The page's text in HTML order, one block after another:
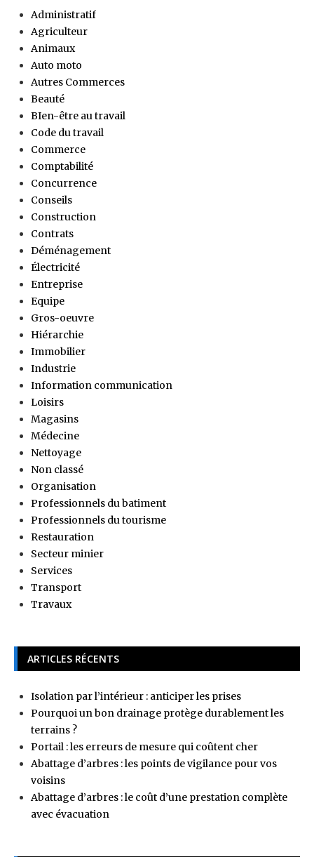
Administratif
Agriculteur
Animaux
Auto moto
Autres Commerces
Beauté
BIen-être au travail
Code du travail
Commerce
Comptabilité
Concurrence
Conseils
Construction
Contrats
Déménagement
Électricité
Entreprise
Equipe
Gros-oeuvre
Hiérarchie
Immobilier
Industrie
Information communication
Loisirs
Magasins
Médecine
Nettoyage
Non classé
Organisation
Professionnels du batiment
Professionnels du tourisme
Restauration
Secteur minier
Services
Transport
Travaux
ARTICLES RÉCENTS
Isolation par l’intérieur : anticiper les prises
Pourquoi un bon drainage protège durablement les
terrains ?
Portail : les erreurs de mesure qui coûtent cher
Abattage d’arbres : les points de vigilance pour vos
voisins
Abattage d’arbres : le coût d’une prestation complète
avec évacuation